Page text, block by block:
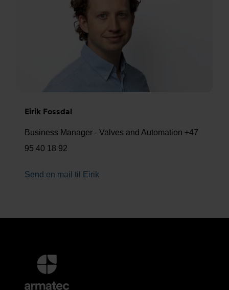
Eirik Fossdal
Business Manager - Valves and Automation +47
95 40 18 92
Send en mail til Eirik
Mer
informasjon
og